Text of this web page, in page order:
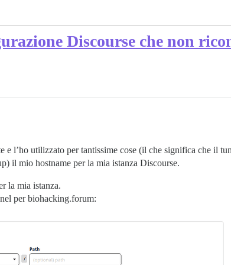
Discourse che non
l’ho utilizzato per tantissime cose (il che significa che il
il mio hostname per la mia istanza Discourse.
la mia istanza.
per biohacking.forum: